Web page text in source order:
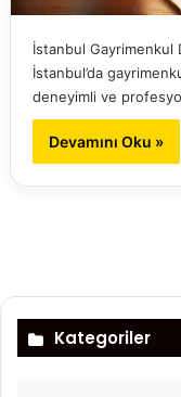
İstanbul Gayrimenkul
İstanbul’da
deneyimli ve
Devamını Oku »
Kategoriler